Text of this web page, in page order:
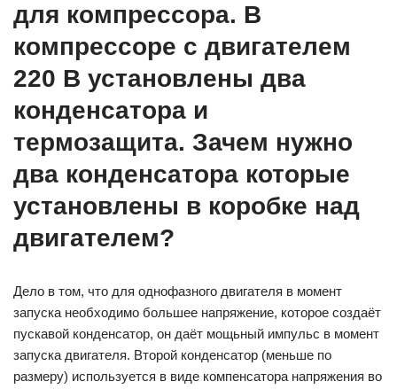
для компрессора. В
компрессоре с двигателем
220 В установлены два
конденсатора и
термозащита. Зачем нужно
два конденсатора которые
установлены в коробке над
двигателем?
Дело в том, что для однофазного двигателя в момент
запуска необходимо большее напряжение, которое создаёт
пускавой конденсатор, он даёт мощьный импульс в момент
запуска двигателя. Второй конденсатор (меньше по
размеру) используется в виде компенсатора напряжения во